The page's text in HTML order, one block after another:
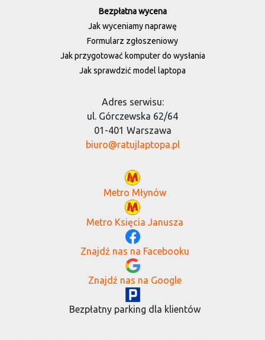
Bezpłatna wycena
Jak wyceniamy naprawę
Formularz zgłoszeniowy
Jak przygotować komputer do wysłania
Jak sprawdzić model laptopa
Adres serwisu:
ul. Górczewska 62/64
01-401 Warszawa
biuro@ratujlaptopa.pl
Metro Młynów
Metro Księcia Janusza
Znajdź nas na Facebooku
Znajdź nas na Google
Bezpłatny parking dla klientów